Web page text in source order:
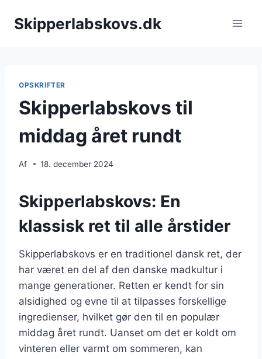
Skipperlabskovs.dk
OPSKRIFTER
Skipperlabskovs til
middag året rundt
Af 18. december 2024
Skipperlabskovs: En
klassisk ret til alle årstider
Skipperlabskovs er en traditionel dansk ret, der
har været en del af den danske madkultur i
mange generationer. Retten er kendt for sin
alsidighed og evne til at tilpasses forskellige
ingredienser, hvilket gør den til en populær
middag året rundt. Uanset om det er koldt om
vinteren eller varmt om sommeren, kan